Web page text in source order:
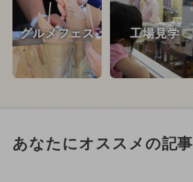
グルメフェス 工場見学
あなたにオススメの記事